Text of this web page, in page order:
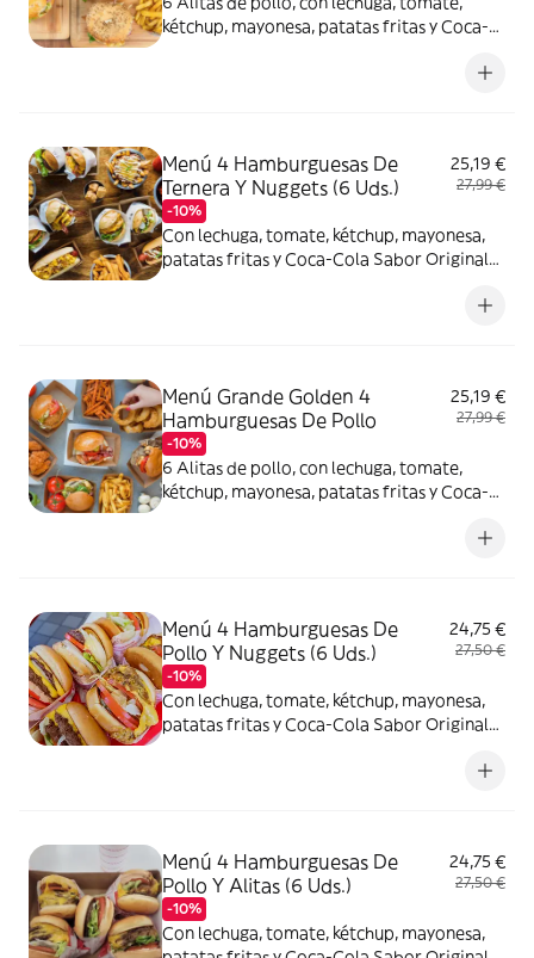
kétchup, mayonesa, patatas fritas y Coca-
Menú 4 Hamburguesas De
Ternera Y Nuggets (6 Uds.)
-10%
25,19 €
27,99 €
Con lechuga, tomate, kétchup, mayonesa,
patatas fritas y Coca-Cola Sabor Original
Menú Grande Golden 4
Hamburguesas De Pollo
-10%
25,19 €
27,99 €
6 Alitas de pollo, con lechuga, tomate,
kétchup, mayonesa, patatas fritas y Coca-
Menú 4 Hamburguesas De
Pollo Y Nuggets (6 Uds.)
-10%
24,75 €
27,50 €
Con lechuga, tomate, kétchup, mayonesa,
patatas fritas y Coca-Cola Sabor Original
Menú 4 Hamburguesas De
Pollo Y Alitas (6 Uds.)
-10%
24,75 €
27,50 €
Con lechuga, tomate, kétchup, mayonesa,